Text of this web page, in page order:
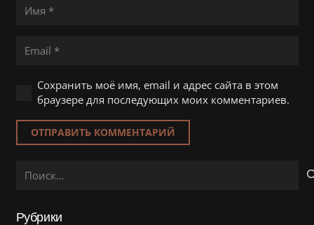
Сохранить моё имя, email и адрес сайта в этом
браузере для последующих моих комментариев.
ОТПРАВИТЬ КОММЕНТАРИЙ
Рубрики